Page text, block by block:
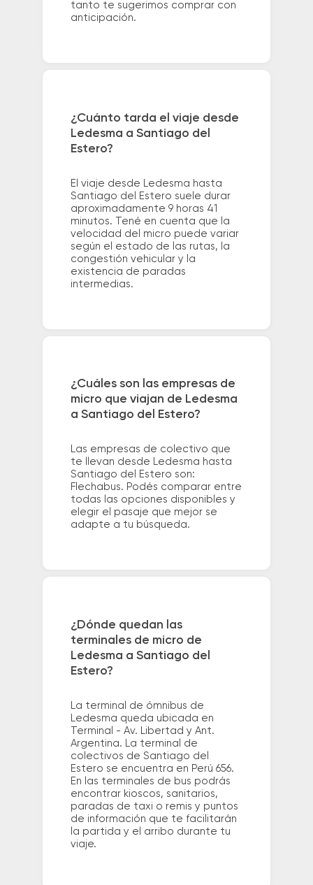
tanto te sugerimos comprar con
anticipación.
¿Cuánto tarda el viaje desde
Ledesma a Santiago del
Estero?
El viaje desde Ledesma hasta
Santiago del Estero suele durar
aproximadamente 9 horas 41
minutos. Tené en cuenta que la
velocidad del micro puede variar
según el estado de las rutas, la
congestión vehicular y la
existencia de paradas
intermedias.
¿Cuáles son las empresas de
micro que viajan de Ledesma
a Santiago del Estero?
Las empresas de colectivo que
te llevan desde Ledesma hasta
Santiago del Estero son:
Flechabus. Podés comparar entre
todas las opciones disponibles y
elegir el pasaje que mejor se
adapte a tu búsqueda.
¿Dónde quedan las
terminales de micro de
Ledesma a Santiago del
Estero?
La terminal de ómnibus de
Ledesma queda ubicada en
Terminal - Av. Libertad y Ant.
Argentina. La terminal de
colectivos de Santiago del
Estero se encuentra en Perú 656.
En las terminales de bus podrás
encontrar kioscos, sanitarios,
paradas de taxi o remis y puntos
de información que te facilitarán
la partida y el arribo durante tu
viaje.